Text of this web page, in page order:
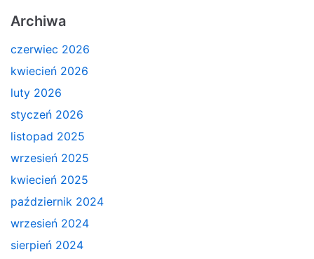
Archiwa
czerwiec 2026
kwiecień 2026
luty 2026
styczeń 2026
listopad 2025
wrzesień 2025
kwiecień 2025
październik 2024
wrzesień 2024
sierpień 2024